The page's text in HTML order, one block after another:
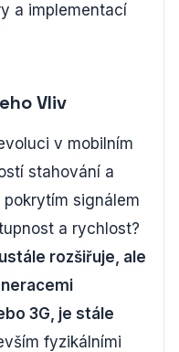
a implementací
Vliv
v mobilním
stahování a
signálem
a rychlost?
rozšiřuje, ale
3G, je stále
fyzikálními